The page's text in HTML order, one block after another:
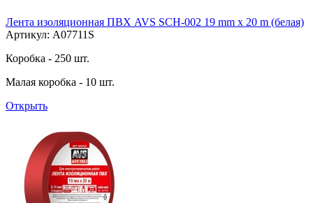
Лента изоляционная ПВХ AVS SCH-002 19 mm x 20 m (белая)
Артикул: A07711S
Коробка - 250 шт.
Малая коробка - 10 шт.
Открыть